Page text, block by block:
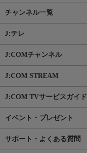
チャンネル一覧
J:テレ
J:COMチャンネル
J:COM STREAM
J:COM TVサービスガイド
イベント・プレゼント
サポート・よくある質問